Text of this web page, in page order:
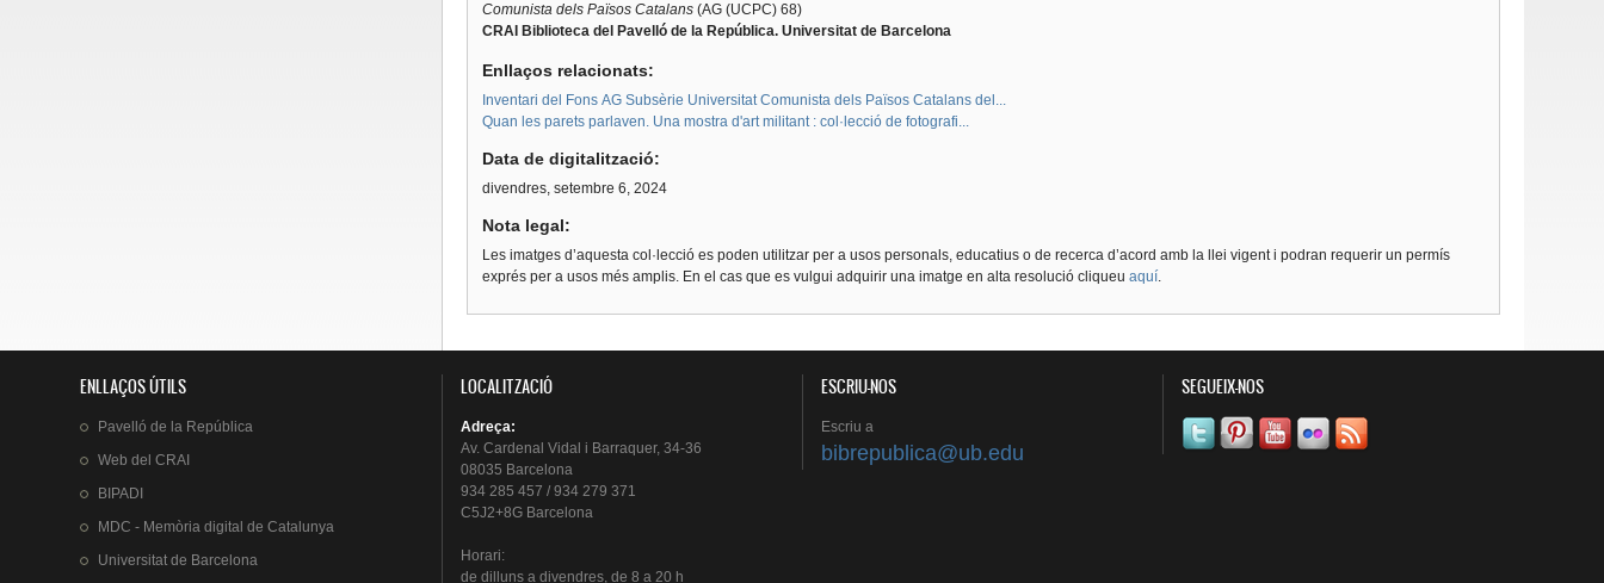
Comunista dels Països Catalans (AG (UCPC) 68)
CRAI Biblioteca del Pavelló de la República. Universitat de Barcelona
Enllaços relacionats:
Inventari del Fons AG Subsèrie Universitat Comunista dels Països Catalans del...
Quan les parets parlaven. Una mostra d'art militant : col·lecció de fotografi...
Data de digitalització:
divendres, setembre 6, 2024
Nota legal:
Les imatges d’aquesta col·lecció es poden utilitzar per a usos personals, educatius o de recerca d’acord amb la llei vigent i podran requerir un permís
exprés per a usos més amplis. En el cas que es vulgui adquirir una imatge en alta resolució cliqueu aquí.
ENLLAÇOS ÚTILS
Pavelló de la República
Web delCRAI
BIPADI
MDC - Memòria digital de Catalunya
Universitat de Barcelona
LOCALITZACIÓ
Adreça:
Av. Cardenal Vidal i Barraquer, 34-36
08035 Barcelona
934 285 457 / 934 279 371
C5J2+8G Barcelona
Horari:
de dillunsa divendres, de 8 a 20 h
ESCRIU-NOS
Escriu a
bibrepublica@ub.edu
SEGUEIX-NOS